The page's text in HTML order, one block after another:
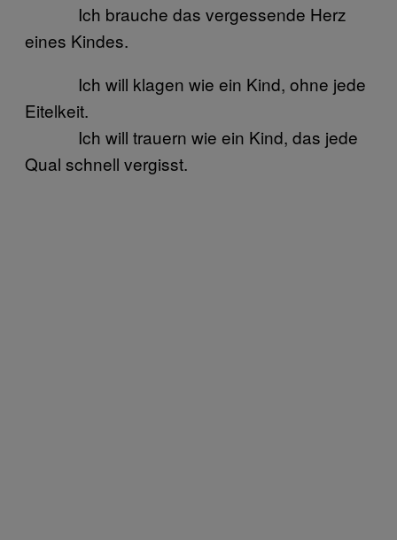
Ich brauche das vergessende Herz
eines Kindes.
Ich will klagen wie ein Kind, ohne jede
Eitelkeit.
Ich will trauern wie ein Kind, das jede
Qual schnell vergisst.